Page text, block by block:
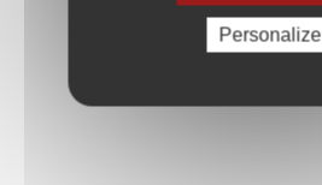
Personalize